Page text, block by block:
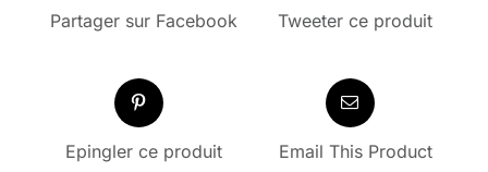
Partager sur Facebook Tweeter ce produit
Epingler ce produit Email This Product